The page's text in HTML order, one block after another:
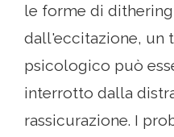
le forme di
dall'eccitazione, un
psicologico può
interrotto dalla
rassicurazione. I